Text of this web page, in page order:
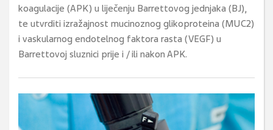
koagulacije (APK) u liječenju Barrettovog jednjaka (BJ),
te utvrditi izražajnost mucinoznog glikoproteina (MUC2)
i vaskularnog endotelnog faktora rasta (VEGF) u
Barrettovoj sluznici prije i / ili nakon APK.